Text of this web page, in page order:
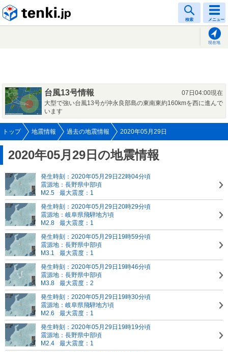
検索 メニュー
現在地
台風13号情報
07日04:00現在
大型で強い台風13号が沖永良部島の東南東約160kmを西に進んで
います
トップ 地震情報 過去の地震情報 2020年05月29日
2020年05月29日の地震情報
発生時刻：2020年05月29日22時04分頃
震源地：長野県中部頃
M2.5
最大震度：1
発生時刻：2020年05月29日20時29分頃
震源地：岐阜県飛騨地方頃
M2.8
最大震度：1
発生時刻：2020年05月29日19時59分頃
震源地：長野県中部頃
M3.1
最大震度：1
発生時刻：2020年05月29日19時46分頃
震源地：長野県中部頃
M3.8
最大震度：2
発生時刻：2020年05月29日19時30分頃
震源地：岐阜県飛騨地方頃
M2.6
最大震度：1
発生時刻：2020年05月29日19時19分頃
震源地：長野県中部頃
M2.4
最大震度：1